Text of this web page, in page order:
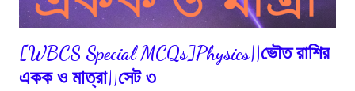
[WBCS Special MCQs]Physics||ভৌত রাশির
একক ও মাত্রা||সেট ৩